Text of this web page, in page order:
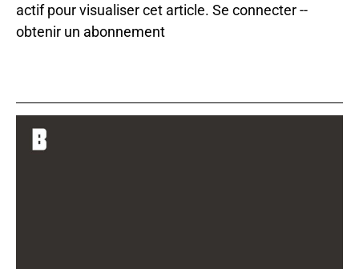
actif pour visualiser cet article. Se connecter--
obtenir un abonnement